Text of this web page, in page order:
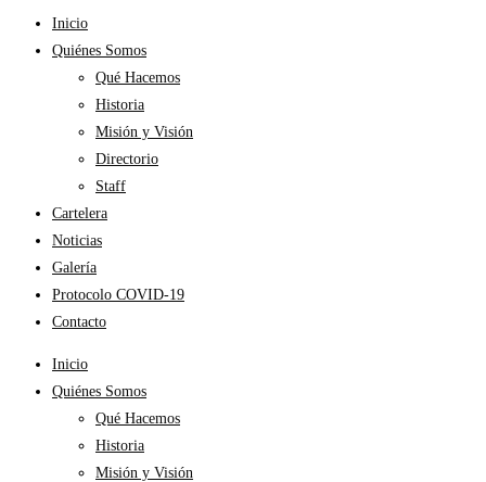
Inicio
Quiénes Somos
Qué Hacemos
Historia
Misión y Visión
Directorio
Staff
Cartelera
Noticias
Galería
Protocolo COVID-19
Contacto
Inicio
Quiénes Somos
Qué Hacemos
Historia
Misión y Visión